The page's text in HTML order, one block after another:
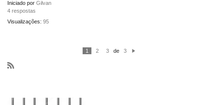
Iniciado por Gilvan
4 respostas
Visualizações: 95
1 2 3 de
3